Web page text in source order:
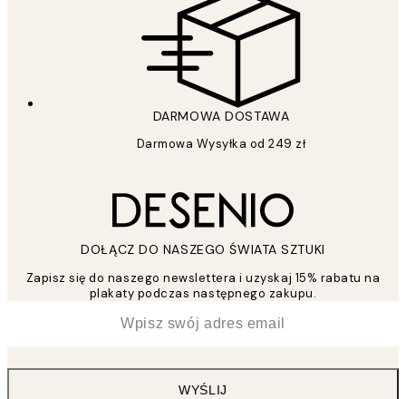
DARMOWA DOSTAWA
Darmowa Wysyłka od 249 zł
DOŁĄCZ DO NASZEGO ŚWIATA SZTUKI
Zapisz się do naszego newslettera i uzyskaj 15% rabatu na
plakaty podczas następnego zakupu.
WYŚLIJ